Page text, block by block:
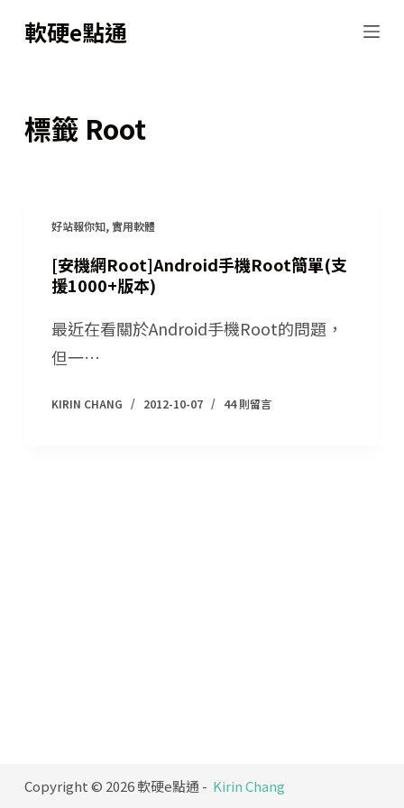
跳
內
軟硬e點通
標籤Root
好站報你知,實用軟體
[安機網Root]Android手機Root簡單(支
援1000+版本)
最近在看關於Android手機Root的問題，
但一…
KIRIN CHANG 2012-10-07 44 則留言
Copyright © 2026 軟硬e點通 - Kirin Chang